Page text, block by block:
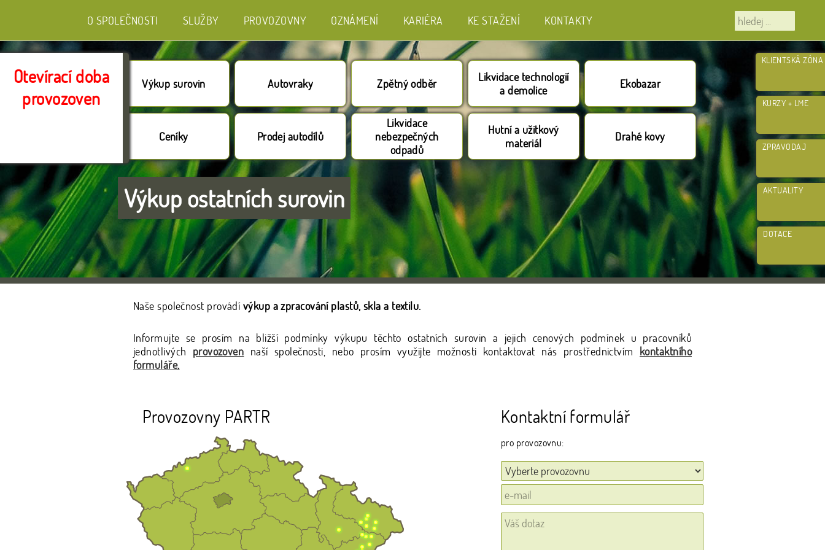
O SPOLEČNOSTI SLUŽBY PROVOZOVNY OZNÁMENÍ KARIÉRA KE STAŽENÍ KONTAKTY
Otevírací doba
provozoven
KLIENTSKÁ ZÓNA
KURZY + LME
ZPRAVODAJ
AKTUALITY
DOTACE
Výkup ostatních surovin
Výkup surovin Autovraky Zpětný odběr
Likvidace technologií
a demolice
Ekobazar
Ceníky Prodej autodílů
Likvidace
nebezpečných
odpadů
Hutní a užitkový
materiál
Drahé kovy
Naše společnost provádí výkup a zpracování plastů, skla a textilu.
Informujte se prosím na bližší podmínky výkupu těchto ostatních surovin a jejich cenových podmínek u pracovníků
jednotlivých provozoven naší společnosti, nebo prosím využijte možnosti kontaktovat nás prostřednictvím kontaktního
formuláře.
Provozovny PARTR Kontaktní formulář
pro provozovnu: